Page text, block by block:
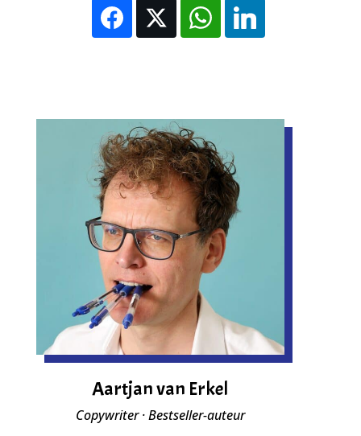
Aartjan van Erkel
Copywriter · Bestseller-auteur